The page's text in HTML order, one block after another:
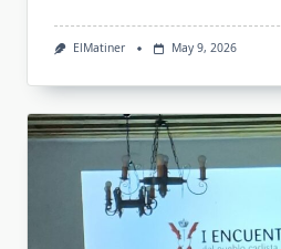
ElMatiner May 9, 2026